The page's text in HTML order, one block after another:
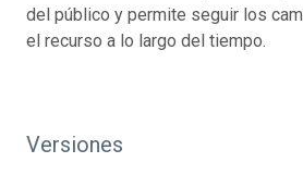
del público y permite seguir los
el recurso a lo largo del tiempo.
Versiones